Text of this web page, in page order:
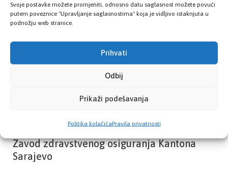
Svoje postavke možete promjeniti, odnosno datu saglasnost možete povući
putem poveznice "Upravljanje saglasnostima" koja je vidljivo istaknjuta u
podnožju web stranice.
Prihvati
Odbij
Prikaži podešavanja
Politika kolačićaPravila privatnosti
PROVJERITE STATUS
Zavod zdravstvenog osiguranja Kantona
Sarajevo